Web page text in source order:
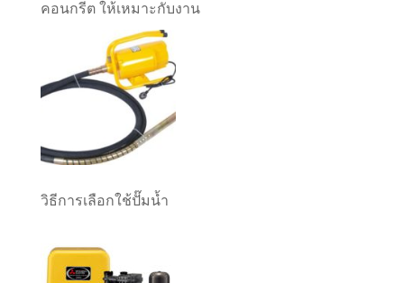
คอนกรีต ให้เหมาะกับงาน
วิธีการเลือกใช้ปั๊มน้ำ